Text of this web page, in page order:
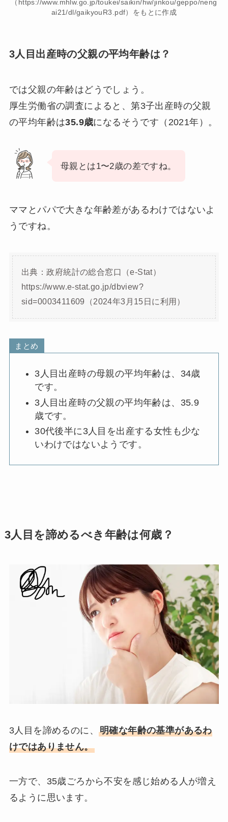
（https://www.mhlw.go.jp/toukei/saikin/hw/jinkou/geppo/neng
ai21/dl/gaikyouR3.pdf）をもとに作成
3人目出産時の父親の平均年齢は？
では父親の年齢はどうでしょう。
厚生労働省の調査によると、第3子出産時の父親
の平均年齢は35.9歳になるそうです（2021年）。
母親とは1〜2歳の差ですね。
ママとパパで大きな年齢差があるわけではないよ
うですね。
出典：政府統計の総合窓口（e-Stat）
https://www.e-stat.go.jp/dbview?
sid=0003411609（2024年3月15日に利用）
まとめ
3人目出産時の母親の平均年齢は、34歳
です。
3人目出産時の父親の平均年齢は、35.9
歳です。
30代後半に3人目を出産する女性も少な
いわけではないようです。
3人目を諦めるべき年齢は何歳？
3人目を諦めるのに、 明確な年齢の基準があるわ
けではありません。
一方で、35歳ごろから不安を感じ始める人が増え
るように思います。